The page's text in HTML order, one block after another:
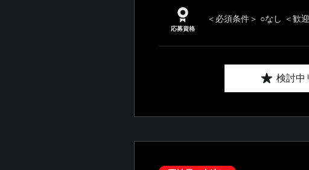
応募資格
＜必須条件＞ ○なし ＜歓
検討中